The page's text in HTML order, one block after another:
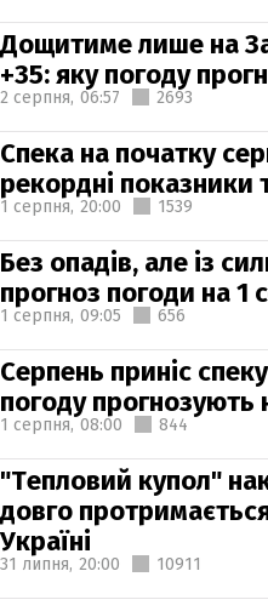
Дощитиме лише на
+35: яку погоду
2 серпня, 06:57 2693
Спека на початку
рекордні показники
1 серпня, 20:00 1539
Без опадів, але із
прогноз погоди на 1
1 серпня, 09:05 656
Серпень приніс
погоду прогнозують
1 серпня, 08:00 844
"Тепловий купол"
довго
Україні
31 липня, 20:00 10911